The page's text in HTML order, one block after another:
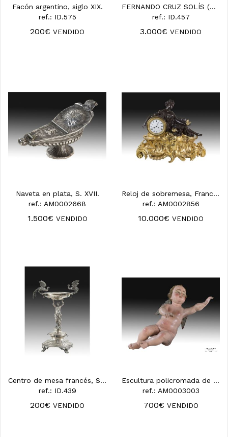
Facón argentino, siglo XIX.
ref.: ID.575
200€ VENDIDO
FERNANDO CRUZ SOLÍS (Sevilla, 1923 - Manzanares e...
ref.: ID.457
3.000€ VENDIDO
Naveta en plata, S. XVII.
ref.: AM0002668
1.500€ VENDIDO
Reloj de sobremesa, Francia, S. XIX.
ref.: AM0002856
10.000€ VENDIDO
Centro de mesa francés, S. XIX.
ref.: ID.439
200€ VENDIDO
Escultura policromada de un ángel, siglo SXVIII
ref.: AM0003003
700€ VENDIDO